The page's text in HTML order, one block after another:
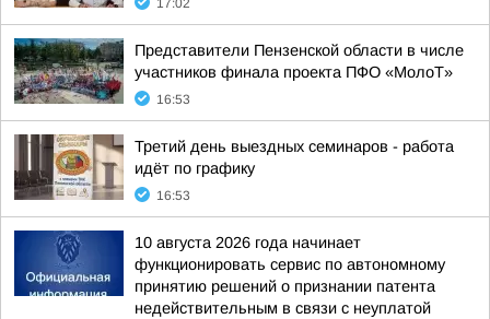
Представители Пензенской области в числе
участников финала проекта ПФО «МолоТ»
16:53
Третий день выездных семинаров - работа
идёт по графику
16:53
10 августа 2026 года начинает
функционировать сервис по автономному
принятию решений о признании патента
недействительным в связи с неуплатой